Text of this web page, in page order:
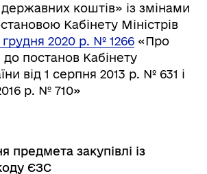
коштів» із змінами
Кабінету Міністрів
грудня 2020 р. № 1266«Про
постанов Кабінету
від 1 серпня 2013 р. № 631 і
р. № 710»
предмета закупівлі із
ЄЗС